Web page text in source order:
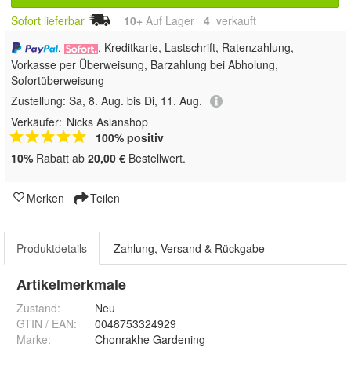
Sofort lieferbar 10+ Auf Lager 4 verkauft
,
, Kreditkarte, Lastschrift, Ratenzahlung,
Vorkasse per Überweisung, Barzahlung bei Abholung,
Sofortüberweisung
Zustellung: Sa, 8. Aug. bis Di, 11. Aug.
Verkäufer: Nicks Asianshop
100% positiv
10% Rabatt ab 20,00 € Bestellwert.
Merken Teilen
Produktdetails Zahlung, Versand & Rückgabe
Artikelmerkmale
Zustand:
Neu
GTIN / EAN:
0048753324929
Marke:
Chonrakhe Gardening